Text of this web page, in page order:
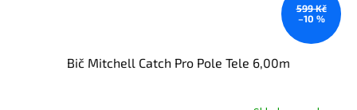
599 Kč
–10 %
Bič Mitchell Catch Pro Pole Tele 6,00m